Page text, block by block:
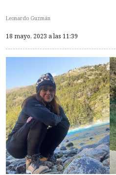
Leonardo Guzmán
18 mayo, 2023 a las 11:39